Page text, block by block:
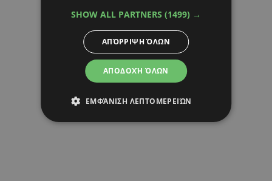
SHOW ALL PARTNERS (1499) →
ΑΠΟΔΟΧΉ ΌΛΩΝ
ΑΠΌΡΡΙΨΗ ΌΛΩΝ
ΕΜΦΆΝΙΣΗ ΛΕΠΤΟΜΕΡΕΙΏΝ